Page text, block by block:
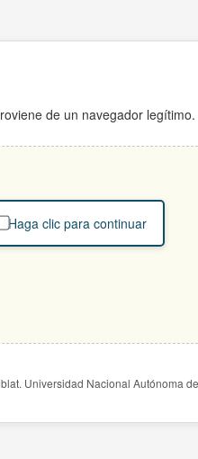
de un navegador legítimo.
Haga clic para continuar
Universidad Nacional Autónoma